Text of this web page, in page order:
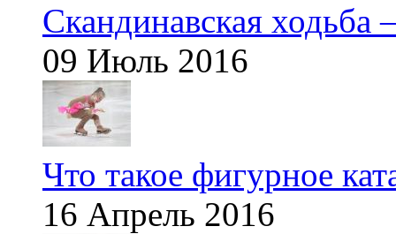
Скандинавская ходьба
09 Июль 2016
Что такое фигурное
16 Апрель 2016